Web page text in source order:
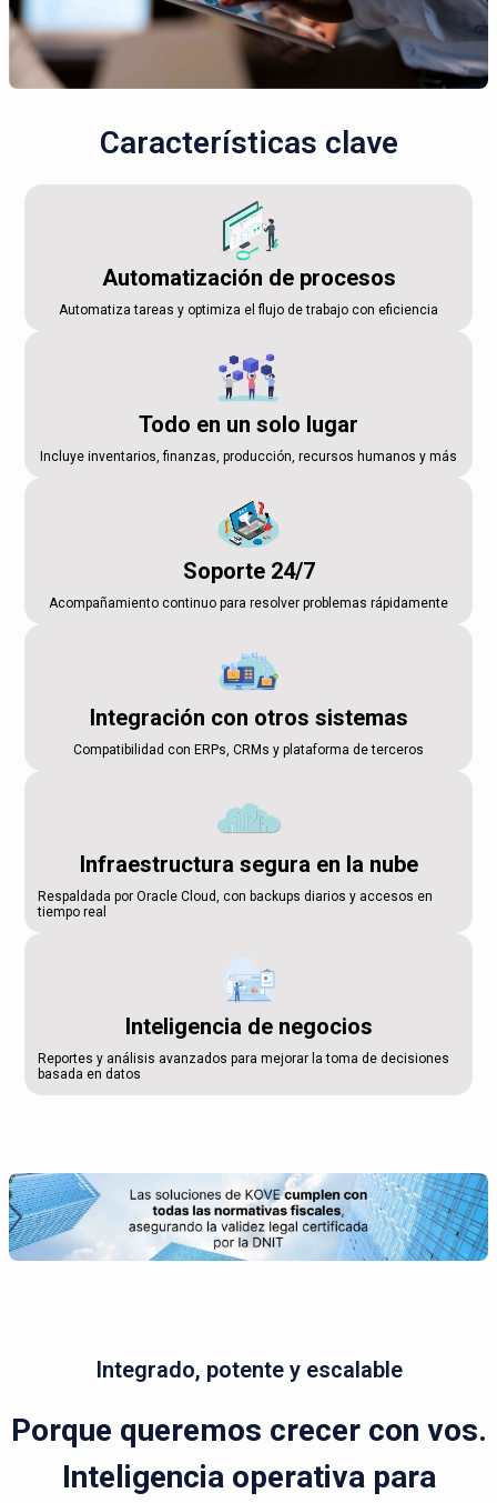
Características clave
Automatización de procesos
Automatiza tareas y optimiza el flujo de trabajo con eficiencia
Todo en un solo lugar
Incluye inventarios, finanzas, producción, recursos humanos y más
Soporte 24/7
Acompañamiento continuo para resolver problemas rápidamente
Integración con otros sistemas
Compatibilidad con ERPs, CRMs y plataforma de terceros
Infraestructura segura en la nube
Respaldada por Oracle Cloud, con backups diarios y accesos en
tiempo real
Inteligencia de negocios
Reportes y análisis avanzados para mejorar la toma de decisiones
basada en datos
Integrado, potente y escalable
Porque queremos crecer con vos.
Inteligencia operativa para